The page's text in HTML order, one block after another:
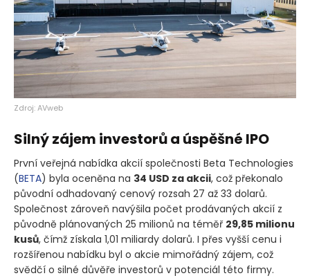
Zdroj: AVweb
Silný zájem investorů a úspěšné IPO
První veřejná nabídka akcií společnosti Beta Technologies
(BETA) byla oceněna na 34 USD za akcii, což překonalo
původní odhadovaný cenový rozsah 27 až 33 dolarů.
Společnost zároveň navýšila počet prodávaných akcií z
původně plánovaných 25 milionů na téměř 29,85 milionu
kusů, čímž získala 1,01 miliardy dolarů. I přes vyšší cenu i
rozšířenou nabídku byl o akcie mimořádný zájem, což
svědčí o silné důvěře investorů v potenciál této firmy.